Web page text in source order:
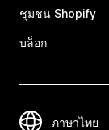
ชุมชน Shopify
บล็อก